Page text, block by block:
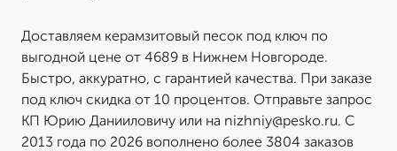
Доставляем керамзитовый песок под ключ по
выгодной цене от 4689 в Нижнем Новгороде.
Быстро, аккуратно, с гарантией качества. При заказе
под ключ скидка от 10 процентов. Отправьте запрос
КП Юрию Данииловичу или на nizhniy@pesko.ru. С
2013 года по 2026 вополнено более 3804 заказов